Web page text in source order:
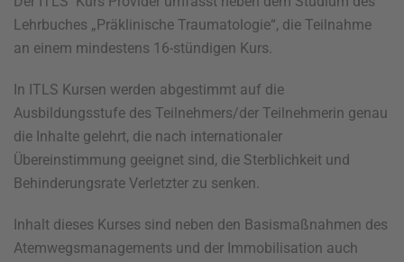
Lehrbuches „Präklinische Traumatologie“, die Teilnahme
an einem mindestens 16-stündigen Kurs.
In ITLS Kursen werden abgestimmt auf die
Ausbildungsstufe des Teilnehmers/der Teilnehmerin genau
die Inhalte gelehrt, die nach internationaler
Übereinstimmung geeignet sind, die Sterblichkeit und
Behinderungsrate Verletzter zu senken.
Inhalt dieses Kurses sind neben den Basismaßnahmen des
Atemwegsmanagements und der Immobilisation auch